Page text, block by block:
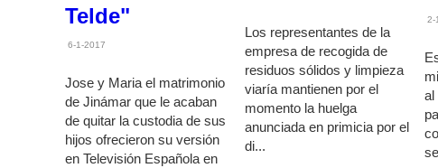
Telde"
6-1-2017
Jose y Maria el matrimonio
de Jinámar que le acaban
de quitar la custodia de sus
hijos ofrecieron su versión
en Televisión Española en
Los representantes de la
empresa de recogida de
residuos sólidos y limpieza
viaría mantienen por el
momento la huelga
anunciada en primicia por el
di...
2-
al